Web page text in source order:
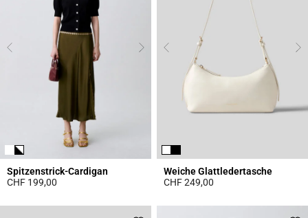
Spitzenstrick-Cardigan
CHF 199,00
Weiche Glattledertasche
CHF 249,00